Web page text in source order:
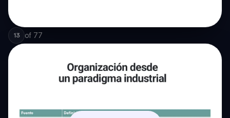
13 of 77